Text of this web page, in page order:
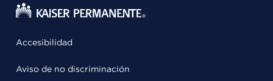
Accesibilidad
Aviso de no discriminación